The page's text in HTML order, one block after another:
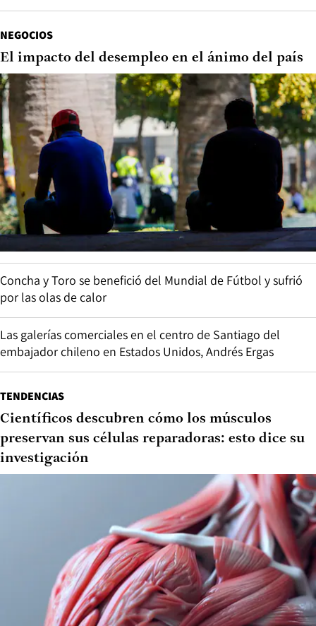
NEGOCIOS
El impacto del desempleo en el ánimo del país
Concha y Toro se benefició del Mundial de Fútbol y sufrió
por las olas de calor
Las galerías comerciales en el centro de Santiago del
embajador chileno en Estados Unidos, Andrés Ergas
TENDENCIAS
Científicos descubren cómo los músculos
preservan sus células reparadoras: esto dice su
investigación